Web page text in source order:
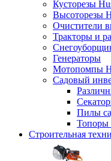
Кусторезы
Высоторезы
Очистители
Тракторы и
Генераторы
Мотопомпы
Садовый
Пилы
Топоры
Строительная